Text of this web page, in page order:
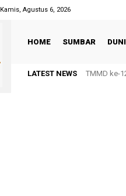
Kamis, Agustus 6, 2026
HOME SUMBAR
LATEST NEWS TMMD ke-